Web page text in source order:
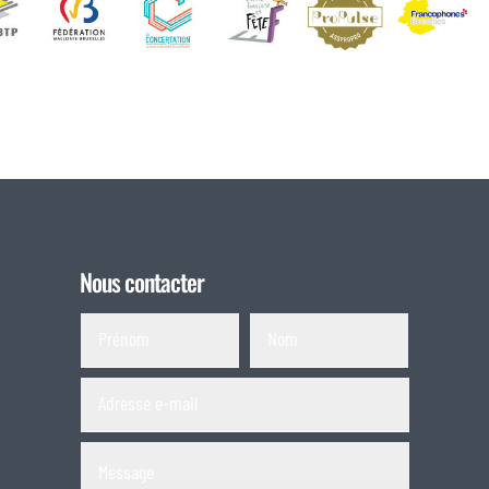
Nous contacter